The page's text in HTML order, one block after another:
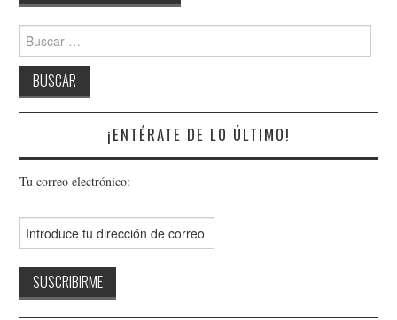
de
entradas
¡ENTÉRATE DE LO ÚLTIMO!
Tu correo electrónico: